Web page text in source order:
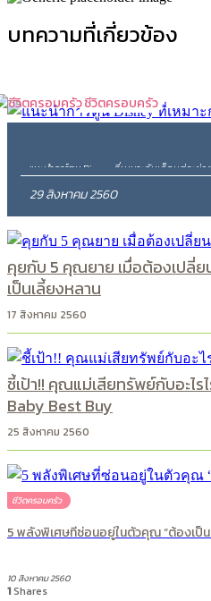
บทความที่เกี่ยวข้อง
ชีวิตครอบครัว
แนะนำการ์ตูน Disney ที่เหมาะกับเด็กเเต่ละช่ว
29 สิงหาคม 2560
คุยกับ 5 คุณยาย เมื่อต้องเปลี่ย
เป็นเลี้ยงหลาน
17 สิงหาคม 2560
ชี้เป้า!! คุณแม่เสียทรัพย์กับอะไร
Baby Best Buy
25 สิงหาคม 2560
ชีวิตครอบครัว
5 พลังพิเศษที่ซ่อนอยู่ในตัวคุณ “ต้องเป็น
10 สิงหาคม 2560
1Shares